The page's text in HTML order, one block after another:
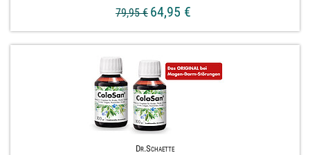
79,95 € 64,95 €
Dr.Schaette